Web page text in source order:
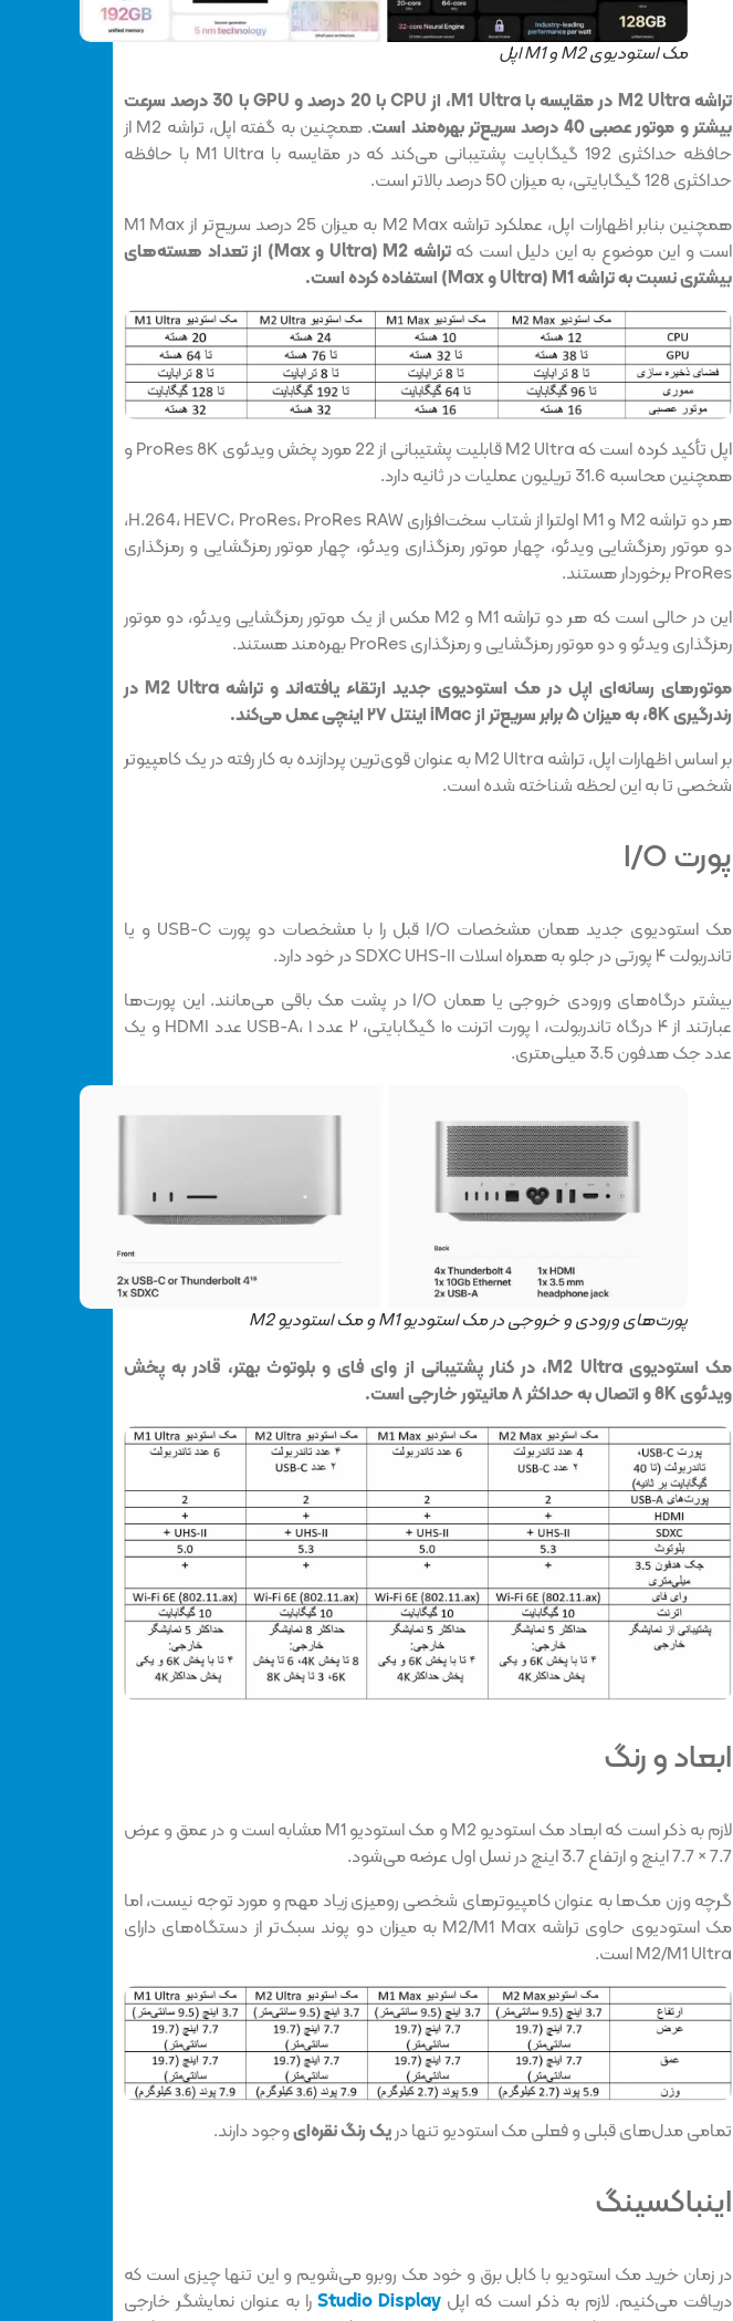
مک استودیوی M2 و M1 اپل
تراشه M2 Ultra در مقایسه با M1 Ultra، از CPU با 20 درصد و GPU با 30 درصد سرعت
بیشتر و موتور عصبی 40 درصد سریع‌تر بهره‌مند است
. همچنین به گفته اپل، تراشه M2 از
حافظه حداکثری 192 گیگابایت پشتیبانی می‌کند که در مقایسه با M1 Ultra با حافظه
حداکثری 128 گیگابایتی، به میزان 50 درصد بالاتر است.
همچنین بنابر اظهارات اپل، عملکرد تراشه M2 Max به میزان 25 درصد سریع‌تر از M1 Max
است و این موضوع به این دلیل است که
تراشه M2 (Ultra و Max) از تعداد هسته‌های
بیشتری نسبت به تراشه M1 (Ultra و Max) استفاده کرده است.
اپل تأکید کرده است که M2 Ultra قابلیت پشتیبانی از 22 مورد پخش ویدئوی ProRes 8K و
همچنین محاسبه 31.6 تریلیون عملیات در ثانیه دارد.
هر دو تراشه M2 و M1 اولترا از شتاب سخت‌افزاری H.264، HEVC، ProRes، ProRes RAW،
دو موتور رمزگشایی ویدئو، چهار موتور رمزگذاری ویدئو، چهار موتور رمزگشایی و رمزگذاری
ProRes برخوردار هستند.
این در حالی است که هر دو تراشه M1 و M2 مکس از یک موتور رمزگشایی ویدئو، دو موتور
رمزگذاری ویدئو و دو موتور رمزگشایی و رمزگذاری ProRes بهره‌مند هستند.
موتورهای رسانه‌ای اپل در مک استودیوی جدید ارتقاء یافته‌اند و تراشه M2 Ultra در
رندرگیری 8K، به میزان ۵ برابر سریع‌تر از iMac اینتل ۲۷ اینچی عمل می‌کند.
بر اساس اظهارات اپل، تراشه M2 Ultra به عنوان قوی‌ترین پردازنده به کار رفته در یک کامپیوتر
شخصی تا به این لحظه شناخته شده است.
پورت I/O
مک استودیوی جدید همان مشخصات I/O قبل را با مشخصات دو پورت USB-C و یا
تاندربولت ۴ پورتی در جلو به همراه اسلات SDXC UHS-II در خود دارد.
بیشتر درگاه‌های ورودی خروجی یا همان I/O در پشت مک باقی می‌مانند. این پورت‌ها
عبارتند از ۴ درگاه تاندربولت، ۱ پورت اترنت ۱۰ گیگابایتی، ۲ عدد USB-A، ۱ عدد HDMI و یک
عدد جک هدفون 3.5 میلی‌متری.
پورت‌های ورودی و خروجی در مک استودیو M1 و مک استودیو M2
مک استودیوی M2 Ultra، در کنار پشتیبانی از وای فای و بلوتوث بهتر، قادر به پخش
ویدئوی 8K و اتصال به حداکثر ۸ مانیتور خارجی است.
ابعاد و رنگ
لازم به ذکر است که ابعاد مک استودیو M2 و مک استودیو M1 مشابه است و در عمق و عرض
7.7 × 7.7 اینچ و ارتفاع 3.7 اینچ در نسل اول عرضه می‌شود.
گرچه وزن مک‌ها به عنوان کامپیوترهای شخصی رومیزی زیاد مهم و مورد توجه نیست،‌ اما
مک استودیوی حاوی تراشه M2/M1 Max به میزان دو پوند سبک‌تر از دستگاه‌های دارای
M2/M1 Ultra است.
تمامی مدل‌های قبلی و فعلی مک استودیو تنها در یک رنگ نقره‌ایوجود دارند.
اینباکسینگ
در زمان خرید مک استودیو با کابل برق و خود مک روبرو می‌شویم و این تنها چیزی است که
دریافت می‌کنیم. لازم به ذکر است که اپل Studio Display را به عنوان نمایشگر خارجی